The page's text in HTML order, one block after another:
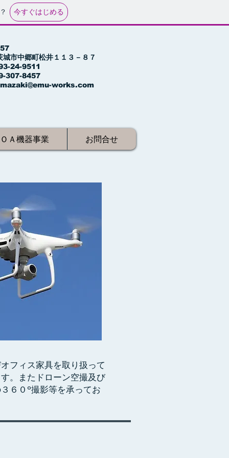
今すぐはじめる
城市中郷町松井１１３－８７
24-9511
307-8457
works.com
ＯＡ機器事業 お問合せ
フィス家具を取り扱って
。またドローン空撮及び
６０°撮影等を承ってお